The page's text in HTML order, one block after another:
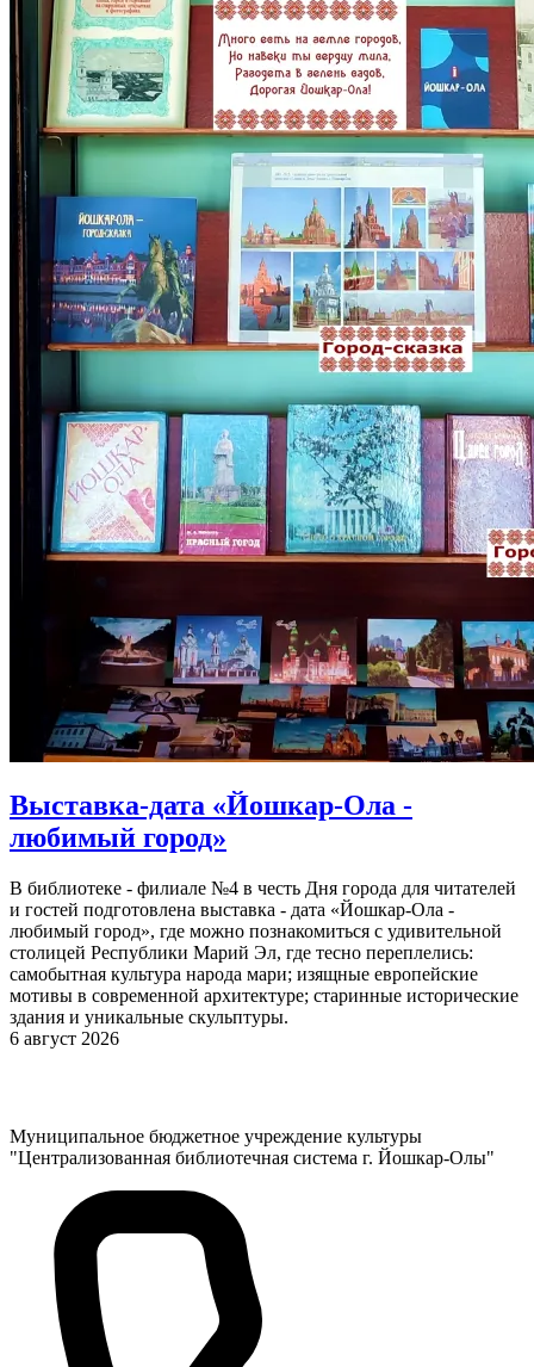
Выставка-дата «Йошкар-Ола -
любимый город»
В библиотеке - филиале №4 в честь Дня города для читателей
и гостей подготовлена выставка - дата «Йошкар-Ола -
любимый город», где можно познакомиться с удивительной
столицей Республики Марий Эл, где тесно переплелись:
самобытная культура народа мари; изящные европейские
мотивы в современной архитектуре; старинные исторические
здания и уникальные скульптуры.
6 август 2026
Муниципальное бюджетное учреждение культуры
"Централизованная библиотечная система г. Йошкар-Олы"